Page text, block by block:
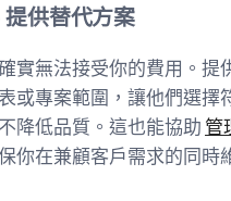
提供替代方案
實無法接受你的費用。提
或專案範圍，讓他們選擇
降低品質。這也能協助 管
保你在兼顧客戶需求的同時